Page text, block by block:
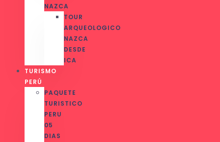
NAZCA
TOUR
ARQUEOLOGICO
NAZCA
DESDE
ICA
TURISMO
PERÚ
PAQUETE
TURISTICO
PERU
05
DIAS